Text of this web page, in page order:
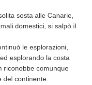
sosta alle Canarie,
domestici, si salpò il
le esplorazioni,
esplorando la costa
riconobbe comunque
del continente.